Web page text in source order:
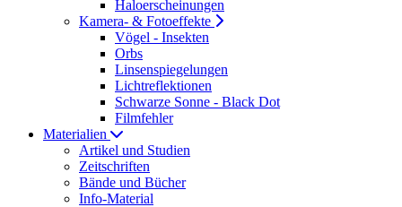
Haloerscheinungen
Kamera- & Fotoeffekte
Vögel - Insekten
Orbs
Linsenspiegelungen
Lichtreflektionen
Schwarze Sonne - Black Dot
Filmfehler
Materialien
Artikel und Studien
Zeitschriften
Bände und Bücher
Info-Material